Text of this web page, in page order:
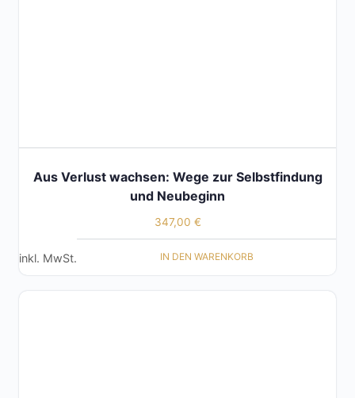
Aus Verlust wachsen: Wege zur Selbstfindung
und Neubeginn
347,00 €
inkl. MwSt. IN DEN WARENKORB